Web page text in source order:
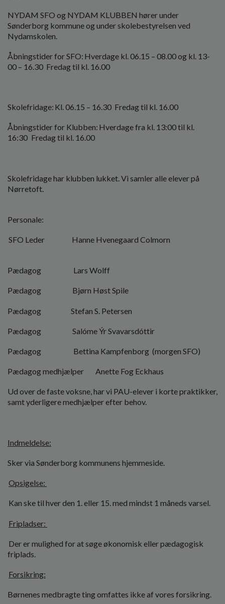
NYDAM SFO og NYDAM KLUBBEN hører under
Sønderborg kommune og under skolebestyrelsen ved
Nydamskolen.
Åbningstider for SFO: Hverdage kl. 06.15 – 08.00 og kl. 13-
00 – 16.30 Fredag til kl. 16.00
Skolefridage: Kl. 06.15 – 16.30 Fredag til kl. 16.00
Åbningstider for Klubben: Hverdage fra kl. 13:00 til kl.
16:30 Fredag til kl. 16.00
Skolefridage har klubben lukket. Vi samler alle elever på
Nørretoft.
Personale:
SFO Leder Hanne Hvenegaard Colmorn
Pædagog Lars Wolff
Pædagog Bjørn Høst Spile
Pædagog Stefan S. Petersen
Pædagog Salóme Ýr Svavarsdóttir
Pædagog Bettina Kampfenborg (morgen SFO)
Pædagog medhjælper Anette Fog Eckhaus
Ud over de faste voksne, har vi PAU-elever i korte praktikker,
samt yderligere medhjælper efter behov.
Indmeldelse:
Sker via Sønderborg kommunens hjemmeside.
Opsigelse:
Kan ske til hver den 1. eller 15. med mindst 1 måneds varsel.
Fripladser:
Der er mulighed for at søge økonomisk eller pædagogisk
friplads.
Forsikring:
Børnenes medbragte ting omfattes ikke af vores forsikring.